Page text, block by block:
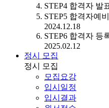
STEP4 합격자 발
STEP5 합격자예
2024.12.18
STEP6 합격자 등
2025.02.12
정시 모집
정시 모집
모집요강
입시일정
입시결과